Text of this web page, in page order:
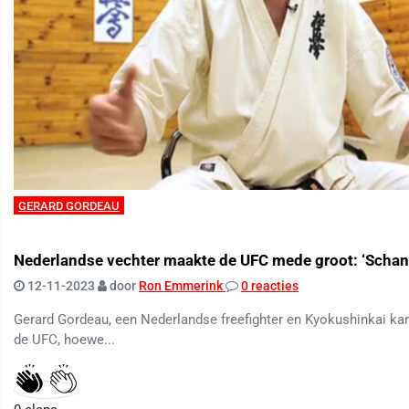
GERARD GORDEAU
Nederlandse vechter maakte de UFC mede groot:
12-11-2023 door Ron Emmerink 0 reacties
Gerard Gordeau, een Nederlandse freefighter en Kyokushinkai
de UFC, hoewe...